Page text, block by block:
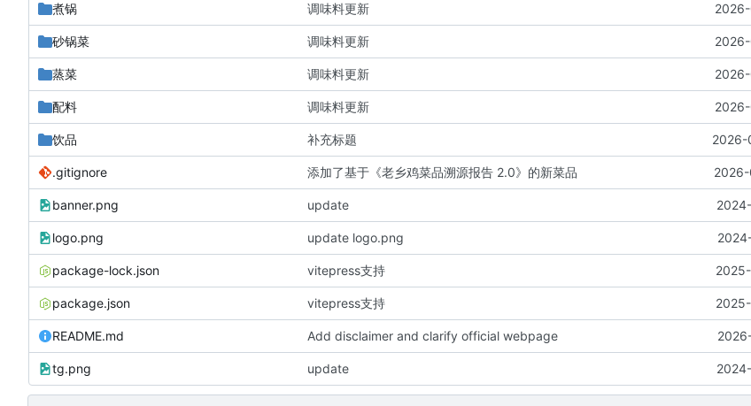
煮锅 调味料更新
砂锅菜 调味料更新
蒸菜 调味料更新
配料 调味料更新
饮品 补充标题
.gitignore 添加了基于《老乡鸡菜品溯源报告 2.0》的新菜品
banner.png update
logo.png update logo.png
package-lock.json vitepress支持
package.json vitepress支持
README.md Add disclaimer and clarify official webpage
tg.png update